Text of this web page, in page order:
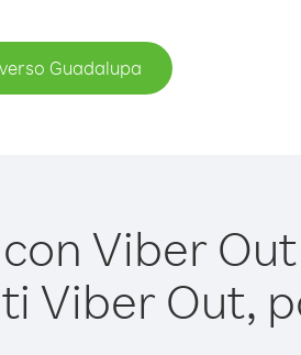
Guadalupa
Viber
Viber Out,